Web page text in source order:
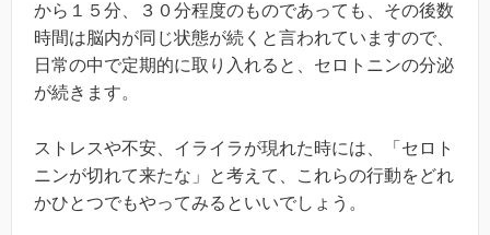
から１５分、３０分程度のものであっても、その後数
時間は脳内が同じ状態が続くと言われていますので、
日常の中で定期的に取り入れると、セロトニンの分泌
が続きます。
ストレスや不安、イライラが現れた時には、「セロト
ニンが切れて来たな」と考えて、これらの行動をどれ
かひとつでもやってみるといいでしょう。